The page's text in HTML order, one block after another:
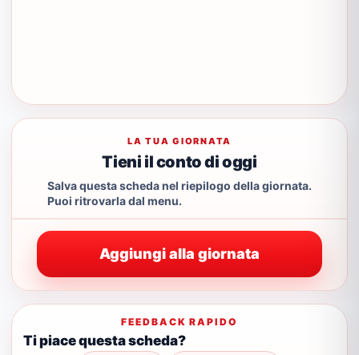
LA TUA GIORNATA
Tieni il conto di oggi
Salva questa scheda nel riepilogo della giornata.
Puoi ritrovarla dal menu.
Aggiungi alla giornata
FEEDBACK RAPIDO
Ti piace questa scheda?